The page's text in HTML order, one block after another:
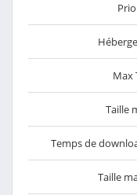
Max
Taille
Temps de
Taille